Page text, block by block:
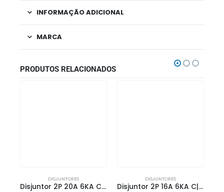
INFORMAÇÃO ADICIONAL
MARCA
PRODUTOS RELACIONADOS
DISJUNTORES
Disjuntor 2P 20A 6KA C| SOFLIGHT
DISJUNTORES
Disjuntor 2P 16A 6KA C| SOFLIGHT